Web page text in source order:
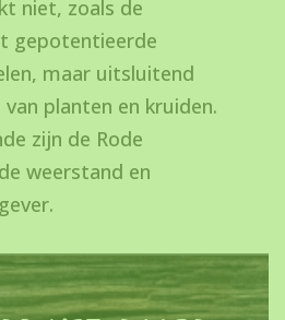
niet, zoals de
gepotentieerde
maar uitsluitend
planten en kruiden.
zijn de Rode
weerstand en